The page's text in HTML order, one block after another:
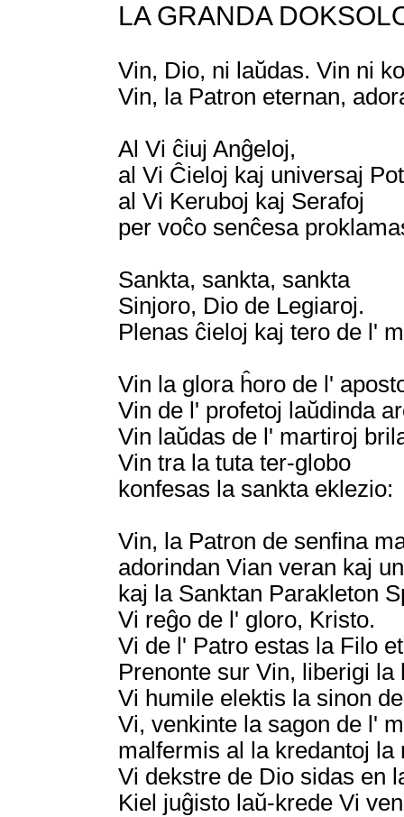
LA GRANDA
Vin, Dio, ni laŭdas. Vin ni
Vin, la Patron eternan,
Al Vi ĉiuj Anĝeloj,
al Vi Ĉieloj kaj universaj
al Vi Keruboj kaj Serafoj
per voĉo senĉesa
Sankta, sankta, sankta
Sinjoro, Dio de Legiaroj.
Plenas ĉieloj kaj tero de l'
Vin la glora ĥoro de l'
Vin de l' profetoj laŭdinda
Vin laŭdas de l' martiroj
Vin tra la tuta ter-globo
konfesas la sankta eklezio:
Vin, la Patron de senfina
adorindan Vian veran kaj
kaj la Sanktan Parakleton
Vi reĝo de l' gloro, Kristo.
Vi de l' Patro estas la Filo
Prenonte sur Vin, liberigi la
Vi humile elektis la sinon
Vi, venkinte la sagon de l'
malfermis al la kredantoj la
Vi dekstre de Dio sidas en
Kiel juĝisto laŭ-krede Vi